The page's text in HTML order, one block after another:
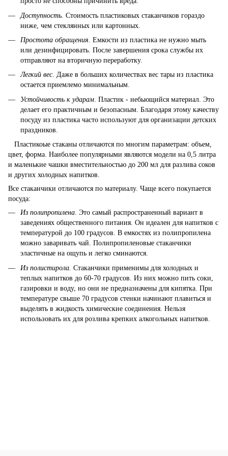
Доступность. Стоимость пластиковых стаканчиков гораздо
ниже, чем стеклянных или картонных.
Простота обращения. Емкости из пластика не нужно мыть
или дезинфицировать. После завершения срока службы их
отправляют на вторичную переработку.
Легкий вес. Даже в больших количествах вес тары из пластика
остается приемлемо минимальным.
Устойчивость к ударам . Пластик - небьющийся материал. Это
делает его практичным и безопасным. Благодаря этому качеству
посуду из пластика часто используют для организации детских
праздников.
Пластикоые стаканы отличаются по многим параметрам: объем,
цвет, форма. Наиболее популярными являются модели на 0,5 литра
и маленькие чашки вместительностью до 200 мл для разлива соков
и других холодных напитков.
Все стаканчики отличаются по материалу. Чаще всего покупается
посуда:
Из полипропилена. Это самый распространенный вариант в
заведениях общественного питания. Он идеален для напитков с
температурой до 100 градусов. В емкостях из полипропилена
можно заваривать чай. Полипропиленовые стаканчики
эластичные на ощупь и легко сминаются.
Из полистирола. Стаканчики применимы для холодных и
теплых напитков до 60-70 градусов. Из них можно пить соки,
газировки и воду, но они не предназначены для кипятка. При
температуре свыше 70 градусов стенки начинают плавиться и
выделять в жидкость химические соединения. Нельзя
использовать их для розлива крепких алкогольных напитков.